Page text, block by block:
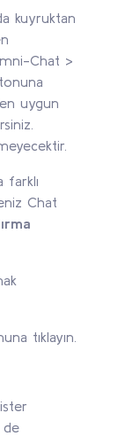
kuyruktan
Chat >
uygun
farklı
Chat
tıklayın.
de